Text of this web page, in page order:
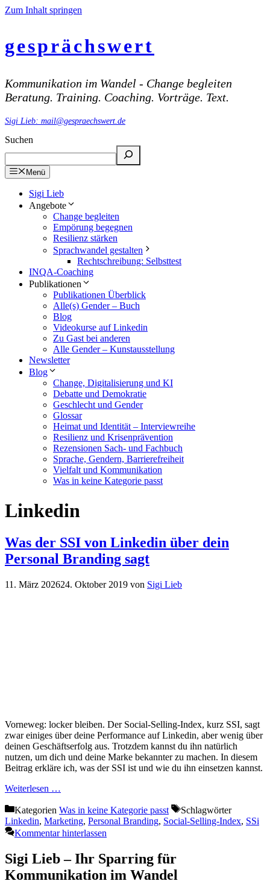
Zum Inhalt springen
gesprächswert
Kommunikation im Wandel - Change begleiten
Beratung. Training. Coaching. Vorträge. Text.
Sigi Lieb: mail@gespraechswert.de
Suchen
Menü
Sigi Lieb
Angebote
Change begleiten
Empörung begegnen
Resilienz stärken
Sprachwandel gestalten
Rechtschreibung: Selbsttest
INQA-Coaching
Publikationen
Publikationen Überblick
Alle(s) Gender – Buch
Blog
Videokurse auf Linkedin
Zu Gast bei anderen
Alle Gender – Kunstausstellung
Newsletter
Blog
Change, Digitalisierung und KI
Debatte und Demokratie
Geschlecht und Gender
Glossar
Heimat und Identität – Interviewreihe
Resilienz und Krisenprävention
Rezensionen Sach- und Fachbuch
Sprache, Gendern, Barrierefreiheit
Vielfalt und Kommunikation
Was in keine Kategorie passt
Linkedin
Was der SSI von Linkedin über dein
Personal Branding sagt
11. März 202624. Oktober 2019 von Sigi Lieb
Vorneweg: locker bleiben. Der Social-Selling-Index, kurz SSI, sagt
zwar einiges über deine Performance auf Linkedin, aber wenig über
deinen Geschäftserfolg aus. Trotzdem kannst du ihn natürlich
nutzen, um dich und deine Marke bekannter zu machen. In diesem
Beitrag erkläre ich, was der SSI ist und wie du ihn einsetzen kannst.
Weiterlesen …
Kategorien Was in keine Kategorie passt
Schlagwörter
Linkedin, Marketing, Personal Branding, Social-Selling-Index, SSi
Kommentar hinterlassen
Sigi Lieb – Ihr Sparring für
Kommunikation im Wandel